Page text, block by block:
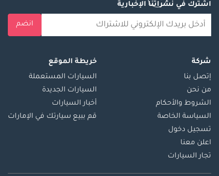
اشترك في نشراتنا الإخبارية
انضم
شركة
إتصل بنا
من نحن
الشروط والأحكام
السياسة الخاصة
تسجيل دخول
اعلن معنا
تجار السيارات
خريطة الموقع
السيارات المستعملة
السيارات الجديدة
أخبار السيارات
قم ببيع سيارتك في الإمارات